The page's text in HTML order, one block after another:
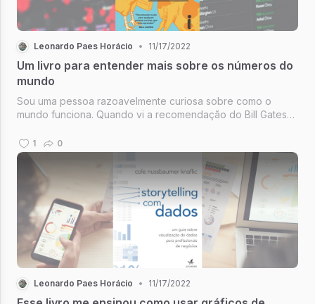
Leonardo Paes Horácio • 11/17/2022
Um livro para entender mais sobre os números do
mundo
Sou uma pessoa razoavelmente curiosa sobre como o
mundo funciona. Quando vi a recomendação do Bill Gates
1 0
Leonardo Paes Horácio • 11/17/2022